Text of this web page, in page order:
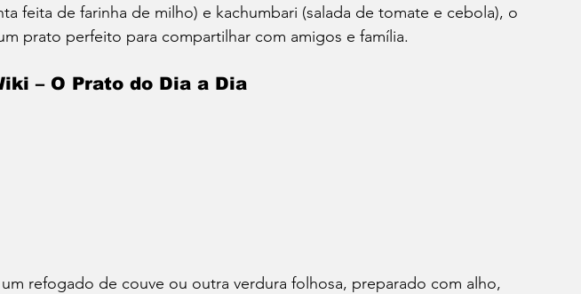
feita de farinha de milho) e kachumbari (salada de tomate e cebola), o
prato perfeito para compartilhar com amigos e família.
– O Prato do Dia a Dia
refogado de couve ou outra verdura folhosa, preparado com alho,